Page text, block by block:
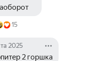
15
2025
2 горшка